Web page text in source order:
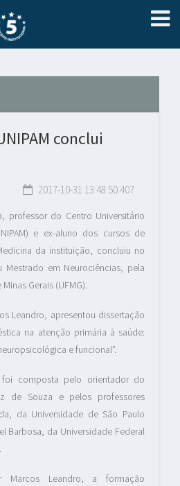
conclui
2017-10-31 13:48:50.407
professor do Centro Universitário
e ex-aluno dos cursos de
da instituição, concluiu no
em Neurociências, pela
Gerais (UFMG).
Leandro, apresentou dissertação
na atenção primária à saúde:
e funcional”.
foi composta pelo orientador do
de Souza e pelos professores
da Universidade de São Paulo
Barbosa, da Universidade Federal
Marcos Leandro, a formação